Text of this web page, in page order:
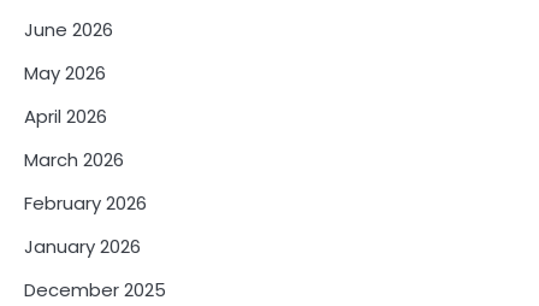
June 2026
May 2026
April 2026
March 2026
February 2026
January 2026
December 2025